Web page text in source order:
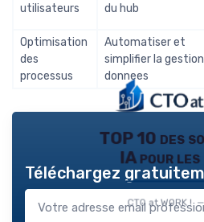
utilisateurs du hub
Optimisation
des
processus
Automatiser et
simplifier la gestion
donnees
TOP 10 des
IA pour
CTO at WORK !
Téléchargez